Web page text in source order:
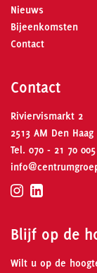
Nieuws
Bijeenkomsten
Contact
Contact
Riviervismarkt 2
2513 AM Den Haag
Tel. 070 - 21 70 005
Blijf op de
Wilt u op de